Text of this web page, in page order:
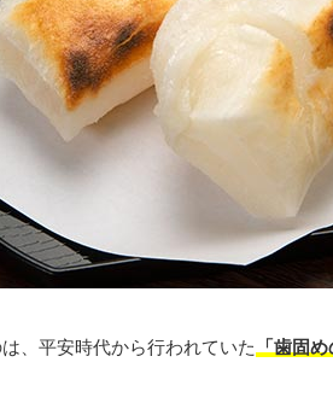
、平安時代から行われていた「歯固め